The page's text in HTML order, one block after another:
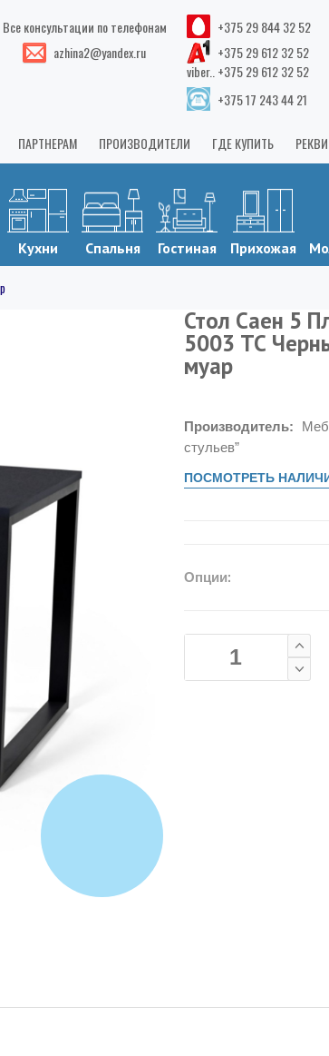
Все консультации по телефонам
azhina2@yandex.ru
+375 29 844 32 52
+375 29 612 32 52
viber.. +375 29 612 32 52
+375 17 243 44 21
ПАРТНЕРАМ ПРОИЗВОДИТЕЛИ ГДЕ КУПИТЬ
Кухни Спальня Гостиная Прихожая
Стол Саен 5
5003 ТС
муар
Производитель:
стульев”
ПОСМОТРЕТЬ
Опции: